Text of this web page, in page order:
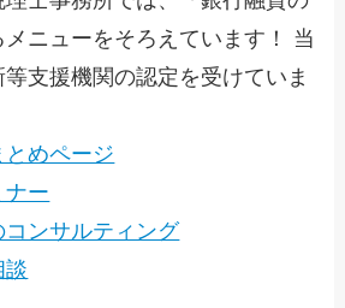
ニューをそろえています！ 当
支援機関の認定を受けていま
めページ
ナー
ンサルティング
談